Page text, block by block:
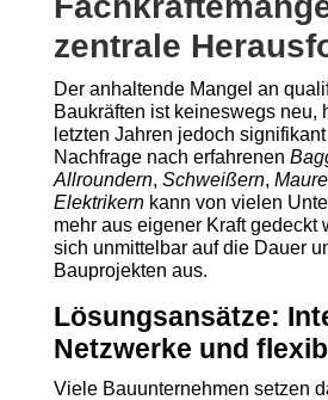
zentrale
Der anhaltende Mangel an
Baukräften ist keineswegs neu,
letzten Jahren jedoch
Nachfrage nach erfahrenen
Allroundern, Schweißern,
Elektrikernkann von vielen
mehr aus eigener Kraft gedeckt
sich unmittelbar auf die Dauer
Bauprojekten aus.
Lösungsansätze:
Netzwerke und
Viele Bauunternehmen setzen